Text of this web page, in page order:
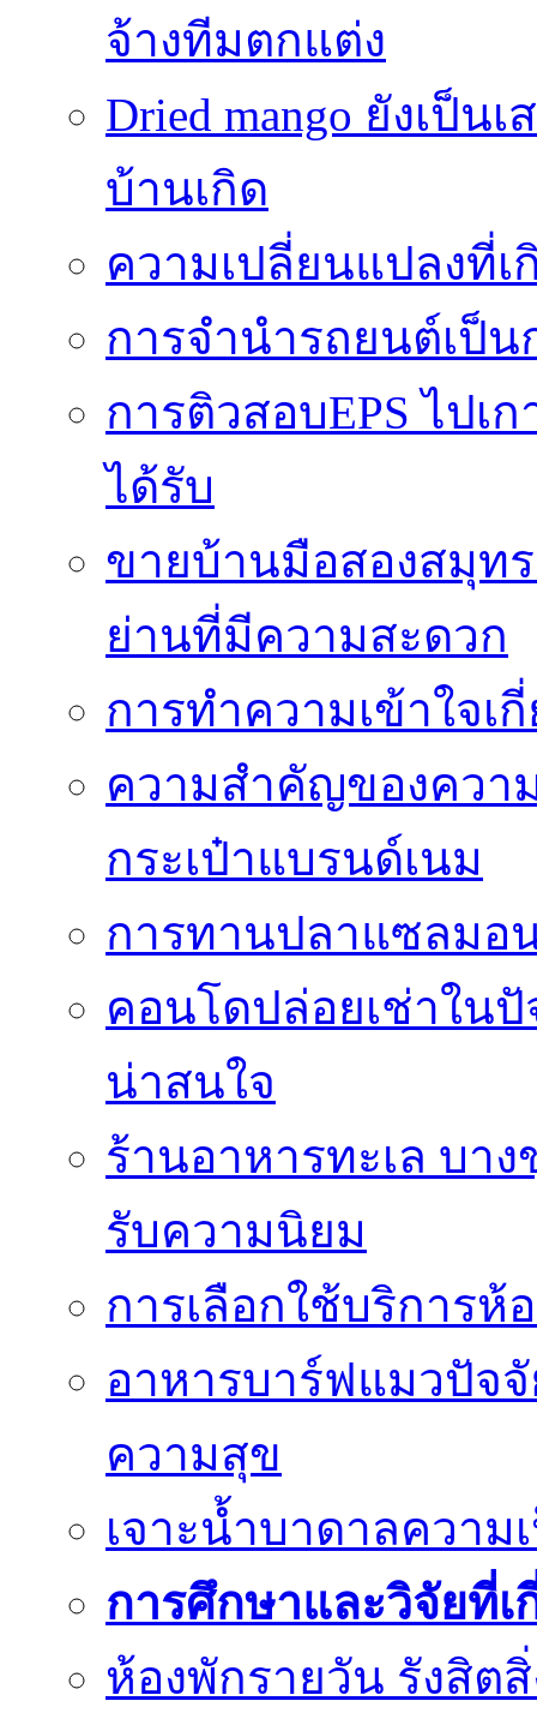
จ้างทีมตกแต่ง
Dried mango ยังเป็น
บ้านเกิด
ความเปลี่ยนแปลงที่
การจำนำรถยนต์เป็
การติวสอบEPS ไป
ได้รับ
ขายบ้านมือสองสมุท
ย่านที่มีความสะดวก
การทำความเข้าใจเ
ความสำคัญของควา
กระเป๋าแบรนด์เนม
การทานปลาแซลมอ
คอนโดปล่อยเช่าใน
น่าสนใจ
ร้านอาหารทะเล บา
รับความนิยม
การเลือกใช้บริการห้
อาหารบาร์ฟแมวปัจ
ความสุข
เจาะน้ำบาดาลควา
การศึกษาและวิจัยที่
ห้องพักรายวัน รังสิต